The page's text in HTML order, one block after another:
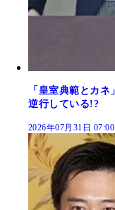
「皇室典範とカ
逆行している!?
2026年07月31日 07:00